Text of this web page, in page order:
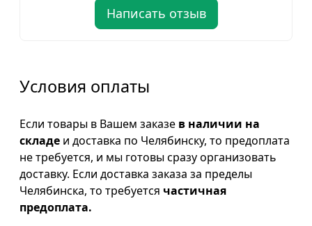
Написать отзыв
Условия оплаты
Если товары в Вашем заказе в наличии на
складе и доставка по Челябинску, то предоплата
не требуется, и мы готовы сразу организовать
доставку. Если доставка заказа за пределы
Челябинска, то требуется частичная
предоплата.